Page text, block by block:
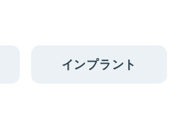
インプラント